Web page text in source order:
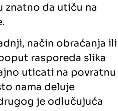
znatno da utiču na
način obraćanja ili
rasporeda slika
uticati na povratnu
nama deluje
je odlučujuća